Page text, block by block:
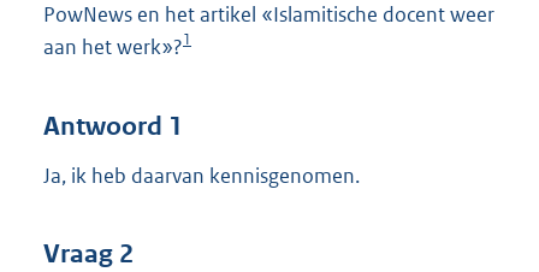
PowNews en het artikel «Islamitische docent weer
aan het werk»?1
Antwoord 1
Ja, ik heb daarvan kennisgenomen.
Vraag 2